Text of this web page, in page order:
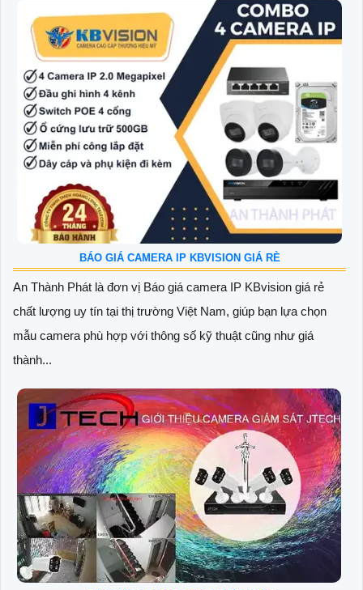
BÁO GIÁ CAMERA IP KBVISION GIÁ RÈ
An Thành Phát là đơn vị Báo giá camera IP KBvision giá rẻ
chất lượng uy tín tại thị trường Việt Nam, giúp bạn lựa chọn
mẫu camera phù hợp với thông số kỹ thuật cũng như giá
thành...